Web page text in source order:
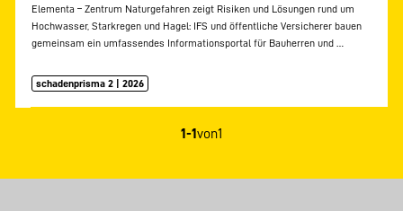
Elementa – Zentrum Naturgefahren zeigt Risiken und Lösungen rund um
Hochwasser, Starkregen und Hagel: IFS und öffentliche Versicherer bauen
gemeinsam ein umfassendes Informationsportal für Bauherren und
schadenprisma 2 | 2026
1-1von1